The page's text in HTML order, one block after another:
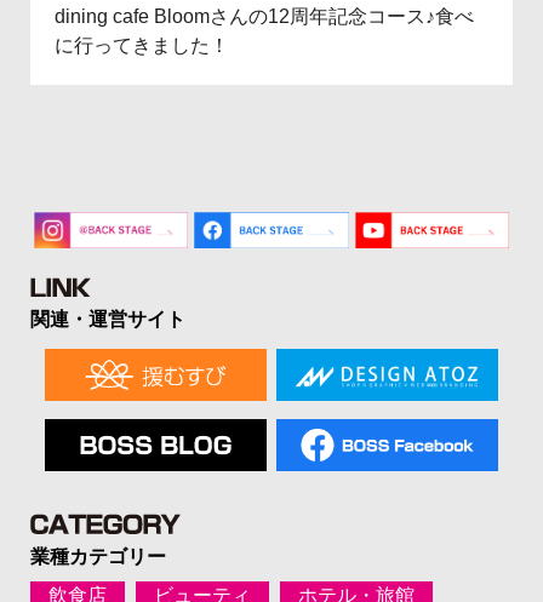
dining cafe Bloomさんの12周年記念コース♪食べ
に行ってきました！
関連・運営サイト
業種カテゴリー
飲食店
ビューティ ホテル・旅館